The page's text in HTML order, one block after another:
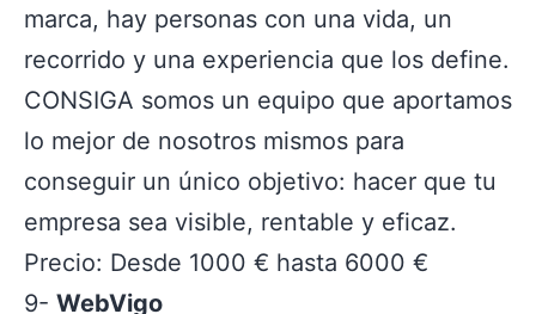
marca, hay personas con una vida, un
recorrido y una experiencia que los define.
CONSIGA somos un equipo que aportamos
lo mejor de nosotros mismos para
conseguir un único objetivo: hacer que tu
empresa sea visible, rentable y eficaz.
Precio: Desde 1000 € hasta 6000 €
9- WebVigo